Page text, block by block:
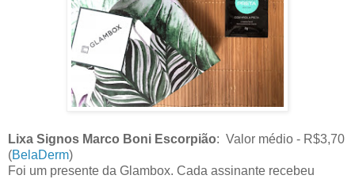
Lixa Signos Marco Boni Escorpião: Valor médio - R$3,70
(BelaDerm)
Foi um presente da Glambox. Cada assinante recebeu